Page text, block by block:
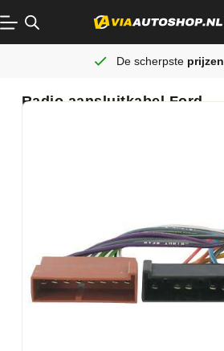
De scherpste prijzen
Radio aansluitkabel Ford